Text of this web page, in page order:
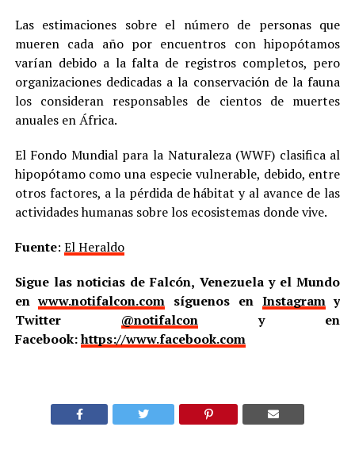
Las estimaciones sobre el número de personas que
mueren cada año por encuentros con hipopótamos
varían debido a la falta de registros completos, pero
organizaciones dedicadas a la conservación de la fauna
los consideran responsables de cientos de muertes
anuales en África.
El Fondo Mundial para la Naturaleza (WWF) clasifica al
hipopótamo como una especie vulnerable, debido, entre
otros factores, a la pérdida de hábitat y al avance de las
actividades humanas sobre los ecosistemas donde vive.
Fuente: El Heraldo
Sigue las noticias de Falcón, Venezuela y el Mundo
enwww.notifalcon.com síguenos en Instagramy
Twitter @notifalcony en
Facebook:https://www.facebook.com